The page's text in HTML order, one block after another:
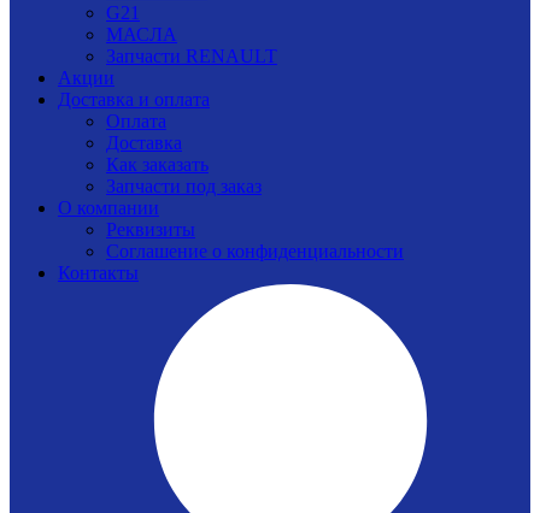
G21
МАСЛА
Запчасти RENAULT
Акции
Доставка и оплата
Оплата
Доставка
Как заказать
Запчасти под заказ
О компании
Реквизиты
Соглашение о конфиденциальности
Контакты